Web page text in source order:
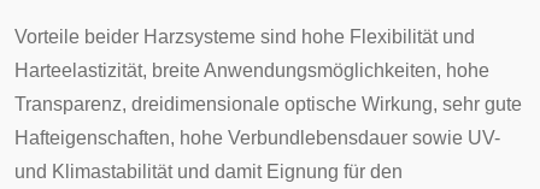
Vorteile beider Harzsysteme sind hohe Flexibilität und
Harteelastizität, breite Anwendungsmöglichkeiten, hohe
Transparenz, dreidimensionale optische Wirkung, sehr gute
Hafteigenschaften, hohe Verbundlebensdauer sowie UV-
und Klimastabilität und damit Eignung für den